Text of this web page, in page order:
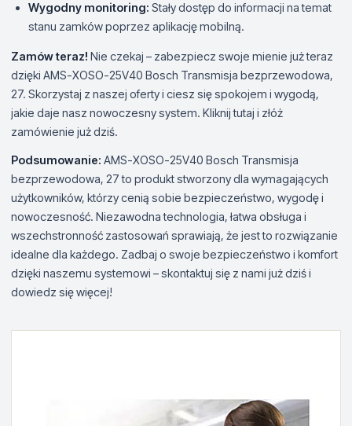
Wygodny monitoring: Stały dostęp do informacji na temat
stanu zamków poprzez aplikację mobilną.
Zamów teraz! Nie czekaj – zabezpiecz swoje mienie już teraz
dzięki AMS-XOSO-25V40 Bosch Transmisja bezprzewodowa,
27. Skorzystaj z naszej oferty i ciesz się spokojem i wygodą,
jakie daje nasz nowoczesny system. Kliknij tutaj i złóż
zamówienie już dziś.
Podsumowanie: AMS-XOSO-25V40 Bosch Transmisja
bezprzewodowa, 27 to produkt stworzony dla wymagających
użytkowników, którzy cenią sobie bezpieczeństwo, wygodę i
nowoczesność. Niezawodna technologia, łatwa obsługa i
wszechstronność zastosowań sprawiają, że jest to rozwiązanie
idealne dla każdego. Zadbaj o swoje bezpieczeństwo i komfort
dzięki naszemu systemowi – skontaktuj się z nami już dziś i
dowiedz się więcej!